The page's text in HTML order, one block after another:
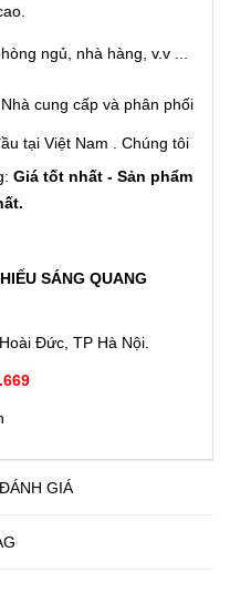
ngủ, nhà hàng, v.v ...
cung cấp và phân phối
tại Việt Nam . Chúng tôi
Giá tốt nhất - Sản phẩm
SÁNG QUANG
Đức, TP Hà Nội.
GIÁ